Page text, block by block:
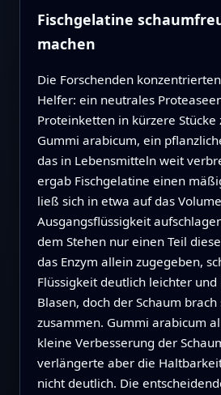
Fischgelatine
machen
Die Forschenden
Helfer: ein neutrales
Proteinketten in kürzere Stücke
Gummi arabicum, ein
das in Lebensmitteln weit
ergab Fischgelatine einen
ließ sich in etwa auf das
Ausgangsflüssigkeit
dem Stehen nur einen Teil
das Enzym allein zugegeben,
Flüssigkeit deutlich leichter
Blasen, doch der Schaum brach
zusammen. Gummi arabicum
kleine Verbesserung der
verlängerte aber die
nicht deutlich. Die